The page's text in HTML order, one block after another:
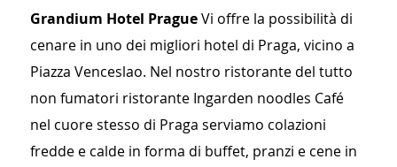
Grandium Hotel PragueVi offre la possibilità di
cenare in uno dei migliori hotel di Praga, vicino a
Piazza Venceslao. Nel nostro ristorante del tutto
non fumatori ristorante Ingarden noodles Café
nel cuore stesso di Praga serviamo colazioni
fredde e calde in forma di buffet, pranzi e cene in